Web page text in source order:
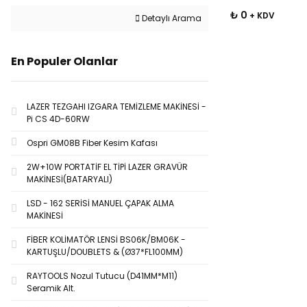
Detaylı Arama
En Populer Olanlar
LAZER TEZGAHI IZGARA TEMİZLEME MAKİNESİ -
Pi CS 4D-60RW
Ospri GM08B Fiber Kesim Kafası
2W+10W PORTATİF EL TİPİ LAZER GRAVÜR
MAKİNESİ(BATARYALI)
LSD - 162 SERİSİ MANUEL ÇAPAK ALMA
MAKİNESİ
FİBER KOLİMATÖR LENSİ BS06K/BM06K -
KARTUŞLU/DOUBLETS & (Ø37*FL100MM)
RAYTOOLS Nozul Tutucu (D41MM*M11)
Seramik Alt.
₺ 0 + KDV